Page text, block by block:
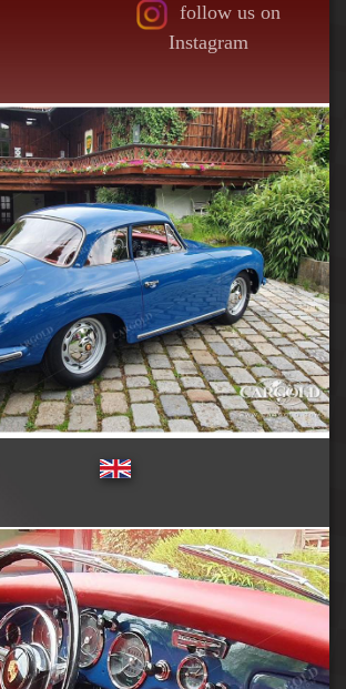
follow us on
Instagram